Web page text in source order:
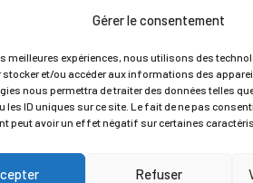
Gérer le consentement
meilleures expériences, nous utilisons des
stocker et/ou accéder aux informations des
nous permettra de traiter des données telles
les ID uniques sur ce site. Le fait de ne pas
peut avoir un effet négatif sur certaines
Refuser